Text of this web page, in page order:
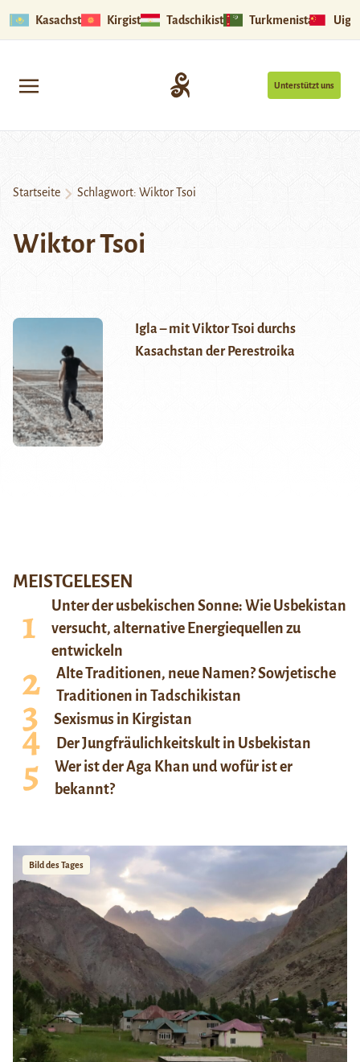
Kasachstan Kirgistan Tadschikistan Turkmenistan
Unterstützt uns
Startseite Schlagwort: Wiktor Tsoi
Wiktor Tsoi
Igla – mit Viktor Tsoi durchs
Kasachstan der Perestroika
MEISTGELESEN
Unter der usbekischen Sonne: Wie Usbekistan
versucht, alternative Energiequellen zu
entwickeln
Alte Traditionen, neue Namen? Sowjetische
Traditionen in Tadschikistan
Sexismus in Kirgistan
Der Jungfräulichkeitskult in Usbekistan
Wer ist der Aga Khan und wofür ist er
bekannt?
Bild des Tages